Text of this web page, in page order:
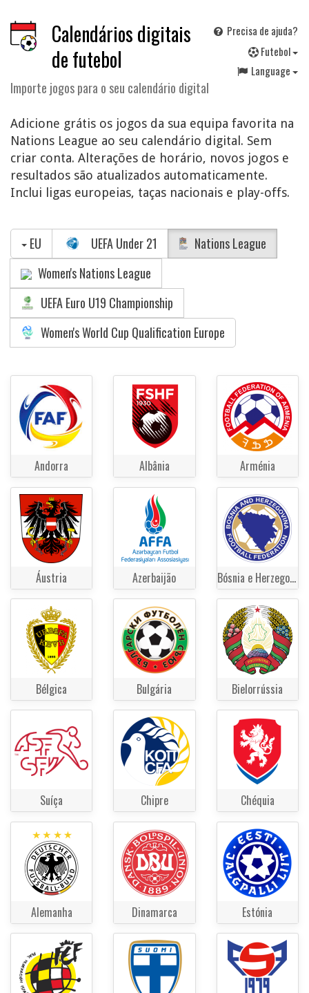
Calendários digitais
de futebol
Importe jogos para o seu calendário digital
Precisa de ajuda?
Futebol
Language
Adicione grátis os jogos da sua equipa favorita na
Nations League ao seu calendário digital. Sem
criar conta. Alterações de horário, novos jogos e
resultados são atualizados automaticamente.
Inclui ligas europeias, taças nacionais e play-offs.
EU UEFA Under 21
Nations League
Women's Nations League
UEFA Euro U19 Championship
Women's World Cup Qualification Europe
Andorra Albânia Arménia
Áustria Azerbaijão Bósnia e Herzegovina
Bélgica Bulgária Bielorrússia
Suíça Chipre Chéquia
Alemanha Dinamarca Estónia